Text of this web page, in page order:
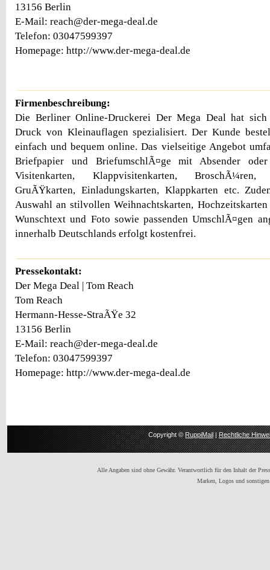
13156 Berlin
E-Mail: reach@der-mega-deal.de
Telefon: 03047599397
Homepage: http://www.der-mega-deal.de
Firmenbeschreibung:
Die Berliner Online-Druckerei Der Mega Deal hat
Druck von Kleinauflagen spezialisiert. Der Kunde
einfach und bequem online. Das vielseitige Angebot
Briefpapier und BriefumschlÃ¤ge mit Absender
Visitenkarten, Klappvisitenkarten,
GruÃŸkarten, Einladungskarten, Klappkarten etc.
Auswahl an stilvollen Weihnachtskarten,
Wunschtext und Foto sowie passenden UmschlÃ¤gen
innerhalb Deutschlands erfolgt kostenfrei.
Pressekontakt:
Der Mega Deal | Tom Reach
Tom Reach
Hermann-Hesse-StraÃŸe 32
13156 Berlin
E-Mail: reach@der-mega-deal.de
Telefon: 03047599397
Homepage: http://www.der-mega-deal.de
Copyright ©RuppiMail|Rechtliche
Alle Angaben sind ohne Gewähr. Verantwortlich für den Inhalt der
Marken, Logos und